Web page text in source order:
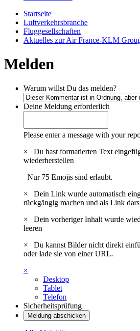
Startseite
Luftverkehrsbranche
Fluggesellschaften
Aktuelles zur Air France-KLM
Melden
Warum willst Du das melden?
Deine Meldung erforderlich
Please enter a message with your
×
Du hast formatierten Text
wiederherstellen
Nur 75 Emojis sind erlaubt.
×
Dein Link wurde automatisch
rückgängig machen und als Link
×
Dein vorheriger Inhalt wurde
leeren
×
Du kannst Bilder nicht direkt
oder lade sie von einer URL.
×
Desktop
Tablet
Telefon
Sicherheitsprüfung
Meldung abschicken